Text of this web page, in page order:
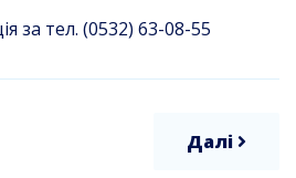
за тел. (0532) 63-08-55
Далі